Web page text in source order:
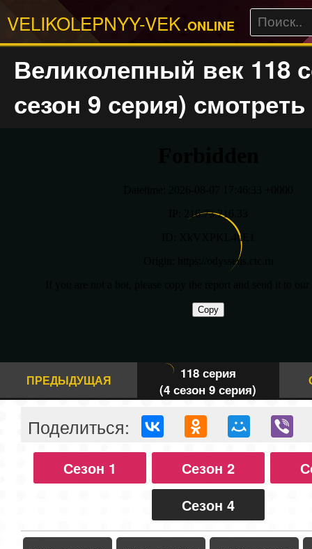
VELIKOLEPNYY-VEK .ONLINE
Великолепный век 118
сезон 9 серия)
ПРЕДЫДУЩАЯ
118 серия
(4 сезон 9 серия)
Поделиться:
Сезон 1 Сезон 2
Сезон 4